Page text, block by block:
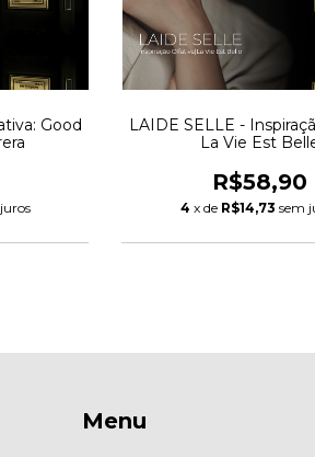
Good
LAIDE SELLE -
La Vie Est
R$58,90
4 x de R$14,73 sem
Menu